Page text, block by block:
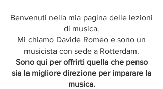
Benvenuti nella mia pagina delle lezioni
di musica.
Mi chiamo Davide Romeo e sono un
musicista con sede a Rotterdam.
Sono qui per offrirti quella che penso
sia la migliore direzione per imparare la
musica.